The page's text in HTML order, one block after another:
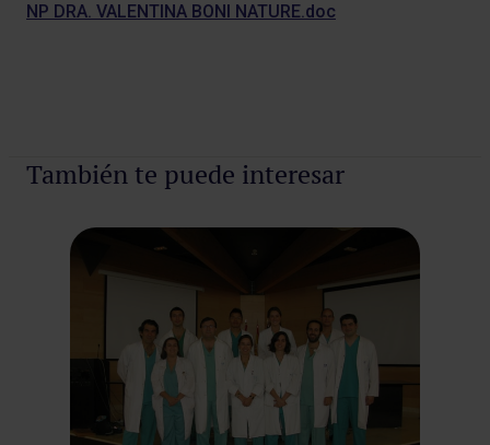
NP DRA. VALENTINA BONI NATURE.doc
También te puede interesar